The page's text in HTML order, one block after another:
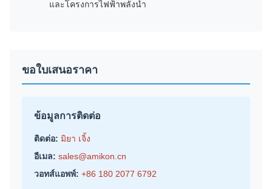
และโครงการไฟฟ้าพลังน้ำ
ขอใบเสนอราคา
ข้อมูลการติดต่อ
ติดต่อ: มิยา เจิ้ง
อีเมล: sales@amikon.cn
วอทส์แอพพ์: +86 180 2077 6792